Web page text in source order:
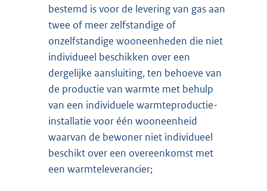
bestemd is voor de levering van gas aan
twee of meer zelfstandige of
onzelfstandige wooneenheden die niet
individueel beschikken over een
dergelijke aansluiting, ten behoeve van
de productie van warmte met behulp
van een individuele warmteproductie-
installatie voor één wooneenheid
waarvan de bewoner niet individueel
beschikt over een overeenkomst met
een warmteleverancier;